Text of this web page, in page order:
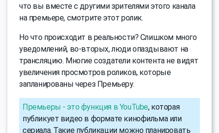
что вы вместе с другими зрителями этого канала
на премьере, смотрите этот ролик.
Но что происходит в реальности? Слишком много
уведомлений, во-вторых, люди опаздывают на
трансляцию. Многие создатели контента не видят
увеличения просмотров роликов, которые
запланированы через Премьеру.
Премьеры - это функция в YouTube, которая
публикует видео в формате кинофильма или
сериала. Такие публикации можно планировать